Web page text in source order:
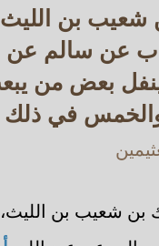
شعيب بن
عن سالم عن
بعض من
في ذلك
بن شعيب بن